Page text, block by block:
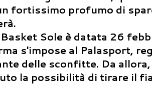
fortissimo profumo di
Sole è datata 26
s'impose al Palasport,
delle sconfitte. Da
la possibilità di tirare il